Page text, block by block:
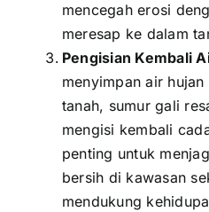
mencegah erosi
meresap ke dalam
Pengisian Kembali
menyimpan air
tanah, sumur gali
mengisi kembali
penting untuk
bersih di kawasan
mendukung